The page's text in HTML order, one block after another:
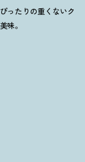
ったりの重くないク
味。